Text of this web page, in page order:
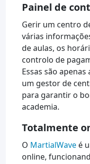
Painel de
Gerir um centro
várias
de aulas, os
controlo de
Essas são
um gestor de
para garantir o
academia.
Totalmente
O MartialWave é
online,